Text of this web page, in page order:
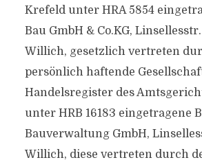
Krefeld unter HRA 5854
Bau GmbH & Co.KG, Linsellesstr.
Willich, gesetzlich vertreten
persönlich haftende
Handelsregister des
unter HRB 16183 eingetragene
Bauverwaltung GmbH,
Willich, diese vertreten durch